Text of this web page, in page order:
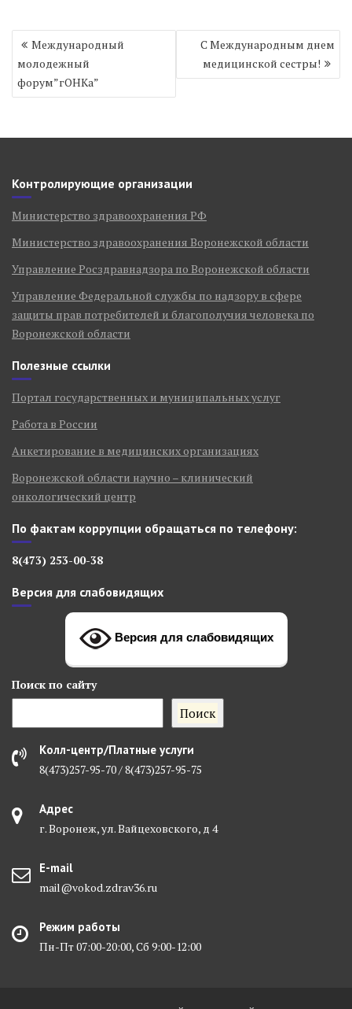
Навигация
записям
Международный
молодежный
форум”гОНКa”
С Международным днем
медицинской сестры!
Контролирующие организации
Министерство здравоохранения РФ
Министерство здравоохранения Воронежской области
Управление Росздравнадзора по Воронежской области
Управление Федеральной службы по надзору в сфере
защиты прав потребителей и благополучия человека по
Воронежской области
Полезные ссылки
Портал государственных и муниципальных услуг
Работа в России
Анкетирование в медицинских организациях
Воронежской области научно – клинический
онкологический центр
По фактам коррупции обращаться по телефону:
8(473) 253-00-38
Версия для слабовидящих
Версия для слабовидящих
Поиск по сайту
Поиск
Колл-центр/Платные услуги
8(473)257-95-70 / 8(473)257-95-75
Адрес
г. Воронеж, ул. Вайцеховского, д 4
E-mail
mail@vokod.zdrav36.ru
Режим работы
Пн-Пт 07:00-20:00, Сб 9:00-12:00